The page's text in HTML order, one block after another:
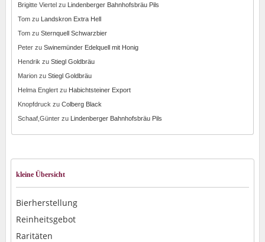
Brigitte Viertelzu Lindenberger Bahnhofsbräu Pils
Tomzu Landskron Extra Hell
Tomzu Sternquell Schwarzbier
Peterzu Swinemünder Edelquell mit Honig
Hendrik zu Stiegl Goldbräu
Marionzu Stiegl Goldbräu
Helma Englertzu Habichtsteiner Export
Knopfdruck zu Colberg Black
Schaaf,Günterzu Lindenberger Bahnhofsbräu Pils
kleine Übersicht
Bierherstellung
Reinheitsgebot
Raritäten